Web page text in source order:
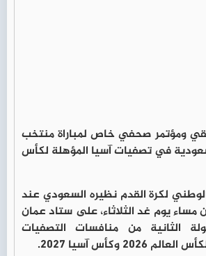
ومؤتمر صحفي خاص لمباراة منتخب
في تصفيات آسيا المؤهلة لكأس
لكرة القدم نظيره السعودي عند
مساء يوم غد الثلاثاء، على ستاد عمان
الثانية من منافسات التصفيات
وكأس آسيا 2027.